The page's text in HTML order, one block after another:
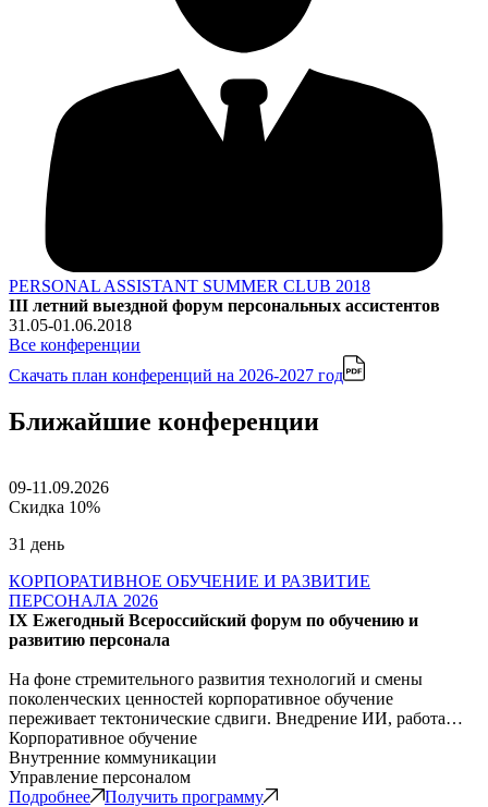
PERSONAL ASSISTANT SUMMER CLUB 2018
III летний выездной форум персональных ассистентов
31.05-01.06.2018
Все конференции
Скачать план конференций на 2026-2027 год
Ближайшие конференции
09-11.09.2026
Скидка 10%
31 день
КОРПОРАТИВНОЕ ОБУЧЕНИЕ И РАЗВИТИЕ
ПЕРСОНАЛА 2026
IX Ежегодный Всероссийский форум по обучению и
развитию персонала
На фоне стремительного развития технологий и смены
поколенческих ценностей корпоративное обучение
переживает тектонические сдвиги. Внедрение ИИ, работа…
Корпоративное обучение
Внутренние коммуникации
Управление персоналом
Подробнее
Получить программу